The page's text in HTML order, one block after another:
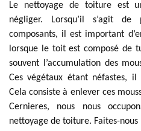
Le nettoyage de toiture est
négliger. Lorsqu’il s’agit
composants, il est important
lorsque le toit est composé de
souvent l’accumulation des
Ces végétaux étant néfastes,
Cela consiste à enlever ces
Cernieres, nous nous
nettoyage de toiture. Faites-